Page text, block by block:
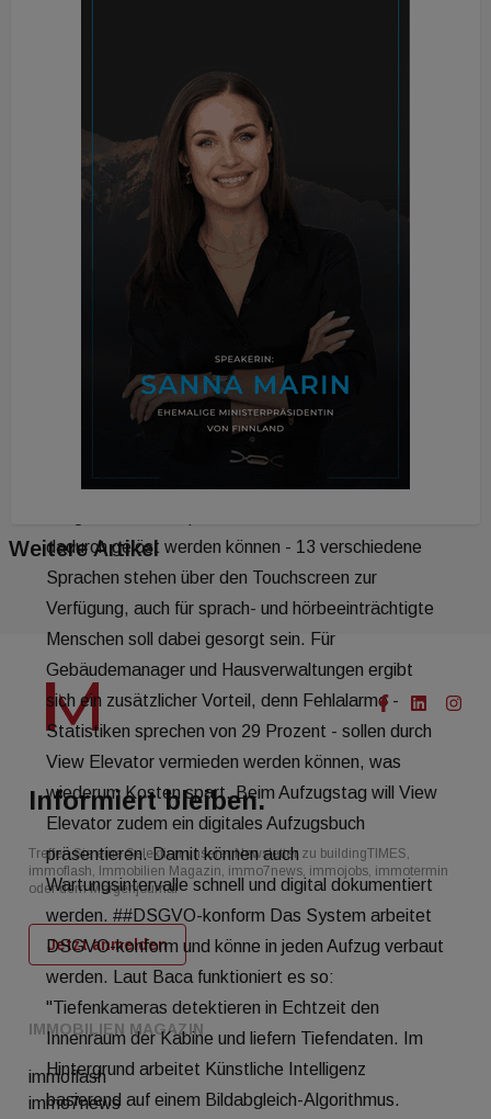
Weitere Artikel
IMMOBILIEN MAGAZIN
immoflash
immo7news
Informiert bleiben.
Treffen Sie eine Selektion unserer Newsletter zu buildingTIMES,
immoflash, Immobilien Magazin, immo7news, immojobs, immotermin
oder dem Morgenjournal
Jetzt anmelden